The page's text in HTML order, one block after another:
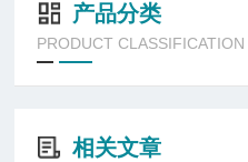
产品分类
PRODUCT CLASSIFICATION
相关文章